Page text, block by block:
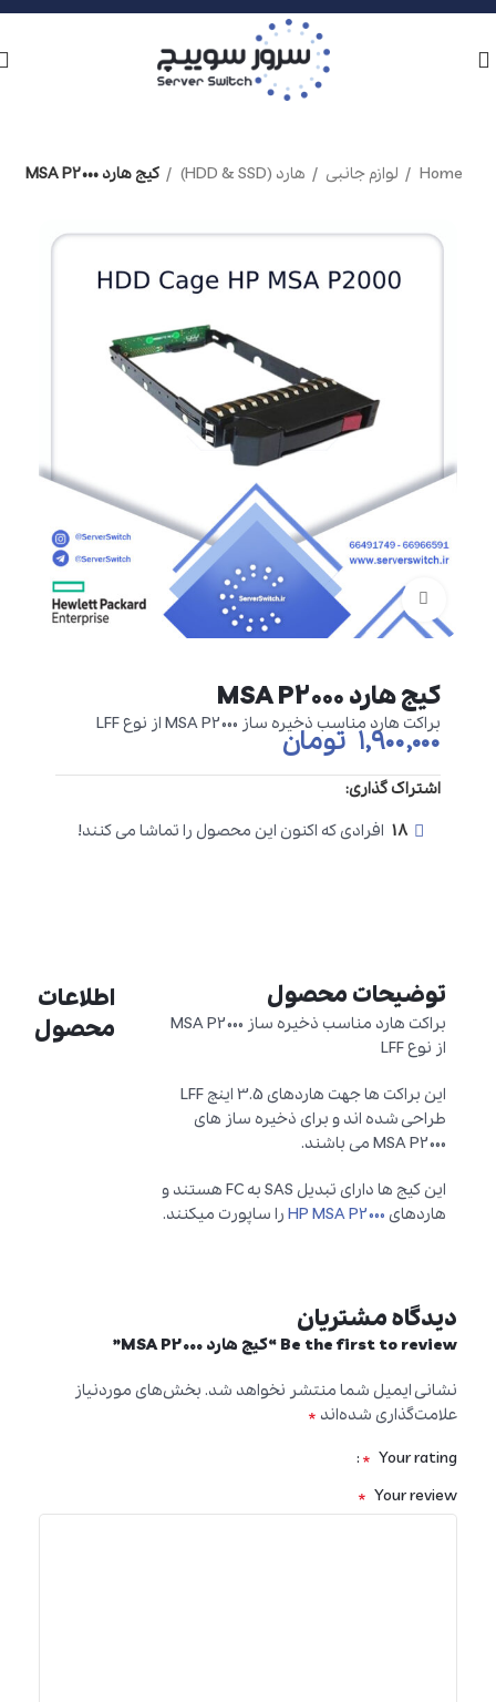
Home لوازم جانبی هارد (HDD & SSD) کیج هارد MSA P2000
برای بزرگنمایی کلیک کنید
کیج هارد MSA P2000
براکت هارد مناسب ذخیره ساز MSA P2000 از نوع LFF
۱,۹۰۰,۰۰۰ تومان
اشتراک گذاری:
18 افرادی که اکنون این محصول را تماشا می کنند!
توضیحات محصول
براکت هارد مناسب ذخیره ساز MSA P2000
از نوع LFF
این براکت ها جهت هاردهای 3.5 اینچ LFF
طراحی شده اند و برای ذخیره ساز های
MSA P2000 می باشند.
این کیج ها دارای تبدیل SAS به FC هستند و
هاردهای HP MSA P2000 را ساپورت میکنند.
اطلاعات
محصول
دیدگاه مشتریان
Be the first to review “کیج هارد MSA P2000”
نشانی ایمیل شما منتشر نخواهد شد. بخش‌های موردنیاز
علامت‌گذاری شده‌اند *
Your rating
*
Your review
*